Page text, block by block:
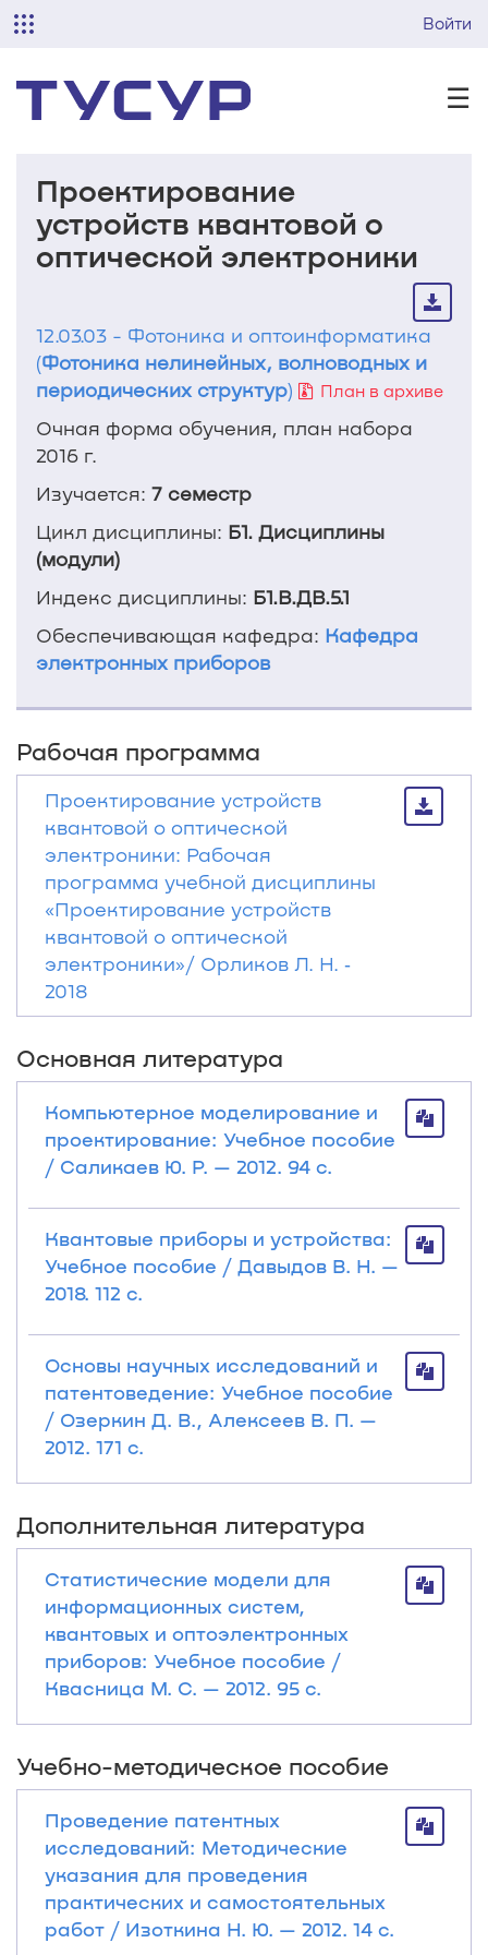
Войти
☰
Проектирование
устройств квантовой о
оптической электроники
12.03.03 - Фотоника и оптоинформатика
(Фотоника нелинейных, волноводных и
периодических структур) План в архиве
Очная форма обучения, план набора
2016 г.
Изучается: 7 семестр
Цикл дисциплины: Б1. Дисциплины
(модули)
Индекс дисциплины: Б1.В.ДВ.5.1
Обеспечивающая кафедра: Кафедра
электронных приборов
Рабочая программа
Проектирование устройств
квантовой о оптической
электроники: Рабочая
программа учебной дисциплины
«Проектирование устройств
квантовой о оптической
электроники»/ Орликов Л. Н. ‐
2018
Основная литература
Компьютерное моделирование и
проектирование: Учебное пособие
/ Саликаев Ю. Р. — 2012. 94 с.
Квантовые приборы и устройства:
Учебное пособие / Давыдов В. Н. —
2018. 112 с.
Основы научных исследований и
патентоведение: Учебное пособие
/ Озеркин Д. В., Алексеев В. П. —
2012. 171 с.
Дополнительная литература
Статистические модели для
информационных систем,
квантовых и оптоэлектронных
приборов: Учебное пособие /
Квасница М. С. — 2012. 95 с.
Учебно-методическое пособие
Проведение патентных
исследований: Методические
указания для проведения
практических и самостоятельных
работ / Изоткина Н. Ю. — 2012. 14 с.